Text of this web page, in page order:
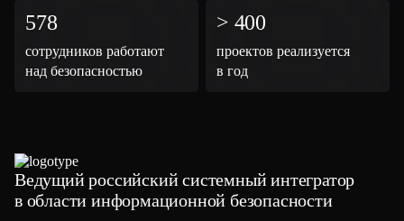
578
сотрудников работают
над безопасностью
> 400
проектов реализуется
в год
Ведущий российский системный интегратор
в области информационной безопасности